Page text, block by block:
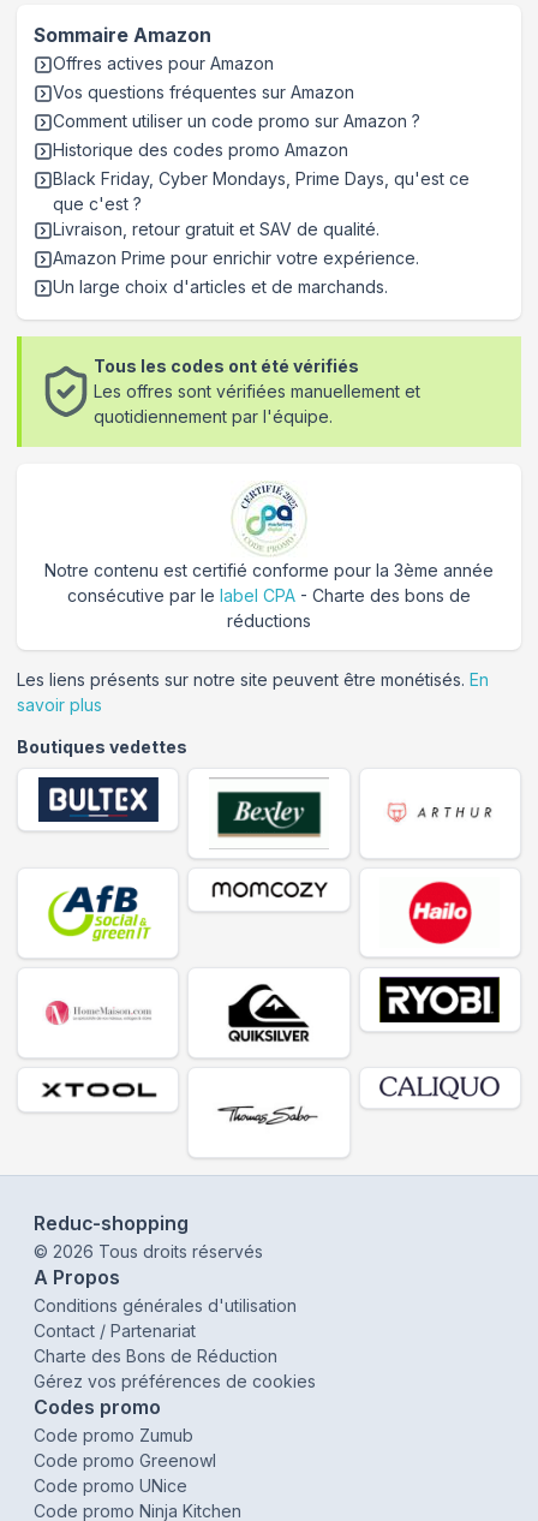
Sommaire Amazon
Offres actives pour Amazon
Vos questions fréquentes sur Amazon
Comment utiliser un code promo sur Amazon ?
Historique des codes promo Amazon
Black Friday, Cyber Mondays, Prime Days, qu'est ce
que c'est ?
Livraison, retour gratuit et SAV de qualité.
Amazon Prime pour enrichir votre expérience.
Un large choix d'articles et de marchands.
Tous les codes ont été vérifiés
Les offres sont vérifiées manuellement et
quotidiennement par l'équipe.
Notre contenu est certifié conforme pour la 3ème année
consécutive par le label CPA - Charte des bons de
réductions
Les liens présents sur notre site peuvent être monétisés. En
savoir plus
Boutiques vedettes
Reduc-shopping
© 2026 Tous droits réservés
A Propos
Conditions générales d'utilisation
Contact / Partenariat
Charte des Bons de Réduction
Gérez vos préférences de cookies
Codes promo
Code promo Zumub
Code promo Greenowl
Code promo UNice
Code promo Ninja Kitchen